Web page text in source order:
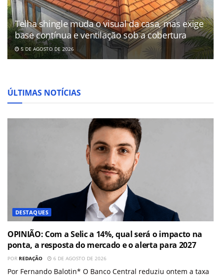
Telha shingle muda o visual da casa, mas exige
base contínua e ventilação sob a cobertura
5 DE AGOSTO DE 2026
ÚLTIMAS NOTÍCIAS
DESTAQUES
OPINIÃO: Com a Selic a 14%, qual será o impacto na
ponta, a resposta do mercado e o alerta para 2027
POR REDAÇÃO 6 DE AGOSTO DE 2026
Por Fernando Balotin* O Banco Central reduziu ontem a taxa